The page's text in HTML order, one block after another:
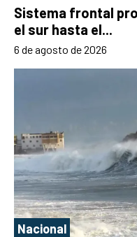
Sistema frontal
el sur hasta el...
6 de agosto de 2026
Nacional